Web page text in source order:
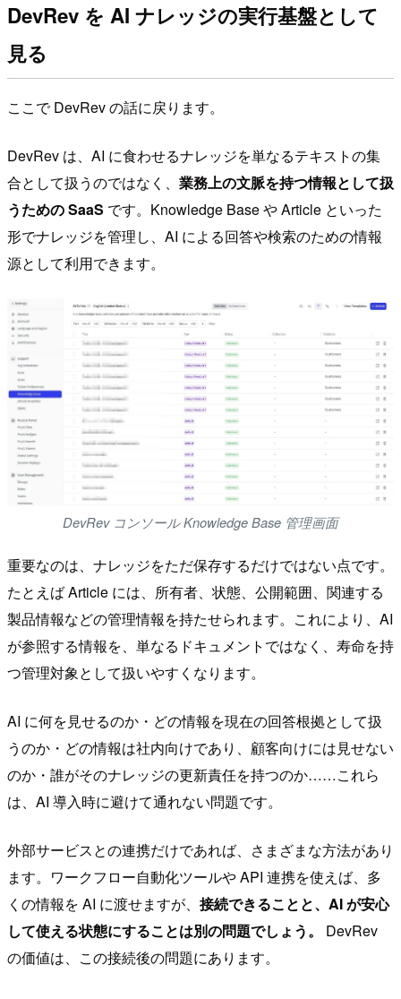
DevRev を AI ナレッジの実行基盤として
見る
ここで DevRev の話に戻ります。
DevRev は、AI に食わせるナレッジを単なるテキストの集
合として扱うのではなく、 業務上の文脈を持つ情報として扱
うための SaaS です。Knowledge Base や Article といった
形でナレッジを管理し、AI による回答や検索のための情報
源として利用できます。
DevRev コンソール Knowledge Base 管理画面
重要なのは、ナレッジをただ保存するだけではない点です。
たとえば Article には、所有者、状態、公開範囲、関連する
製品情報などの管理情報を持たせられます。これにより、AI
が参照する情報を、単なるドキュメントではなく、寿命を持
つ管理対象として扱いやすくなります。
AI に何を見せるのか・どの情報を現在の回答根拠として扱
うのか・どの情報は社内向けであり、顧客向けには見せない
のか・誰がそのナレッジの更新責任を持つのか……これら
は、AI 導入時に避けて通れない問題です。
外部サービスとの連携だけであれば、さまざまな方法があり
ます。ワークフロー自動化ツールや API 連携を使えば、多
くの情報を AI に渡せますが、 接続できることと、AI が安心
して使える状態にすることは別の問題でしょう。
DevRev
の価値は、この接続後の問題にあります。